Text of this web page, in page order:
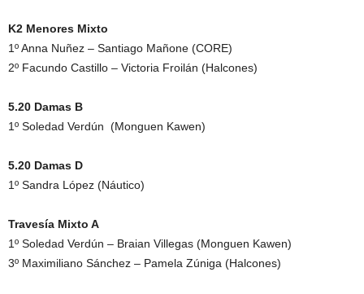
K2 Menores Mixto
1º Anna Nuñez – Santiago Mañone (CORE)
2º Facundo Castillo – Victoria Froilán (Halcones)
5.20 Damas B
1º Soledad Verdún (Monguen Kawen)
5.20 Damas D
1º Sandra López (Náutico)
Travesía Mixto A
1º Soledad Verdún – Braian Villegas (Monguen Kawen)
3º Maximiliano Sánchez – Pamela Zúniga (Halcones)